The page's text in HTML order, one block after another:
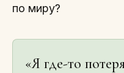
по миру?
«Я где-то